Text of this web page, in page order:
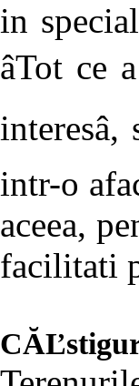
in
âTot
intr-o
aceea,
facilitati